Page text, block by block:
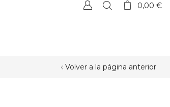
0,00€
Volver a la página anterior